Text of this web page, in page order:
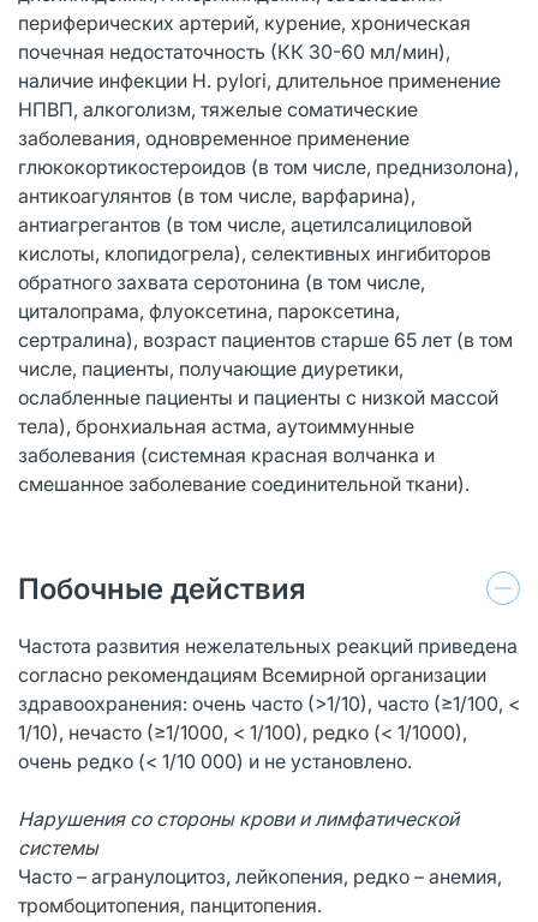
периферических артерий, курение, хроническая
почечная недостаточность (КК 30-60 мл/мин),
наличие инфекции H. pylori, длительное применение
НПВП, алкоголизм, тяжелые соматические
заболевания, одновременное применение
глюкокортикостероидов (в том числе, преднизолона),
антикоагулянтов (в том числе, варфарина),
антиагрегантов (в том числе, ацетилсалициловой
кислоты, клопидогрела), селективных ингибиторов
обратного захвата серотонина (в том числе,
циталопрама, флуоксетина, пароксетина,
сертралина), возраст пациентов старше 65 лет (в том
числе, пациенты, получающие диуретики,
ослабленные пациенты и пациенты с низкой массой
тела), бронхиальная астма, аутоиммунные
заболевания (системная красная волчанка и
смешанное заболевание соединительной ткани).
Побочные действия
Частота развития нежелательных реакций приведена
согласно рекомендациям Всемирной организации
здравоохранения: очень часто (>1/10), часто (≥1/100, <
1/10), нечасто (≥1/1000, < 1/100), редко (< 1/1000),
очень редко (< 1/10 000) и не установлено.
Нарушения со стороны крови и лимфатической
системы
Часто – агранулоцитоз, лейкопения, редко – анемия,
тромбоцитопения, панцитопения.